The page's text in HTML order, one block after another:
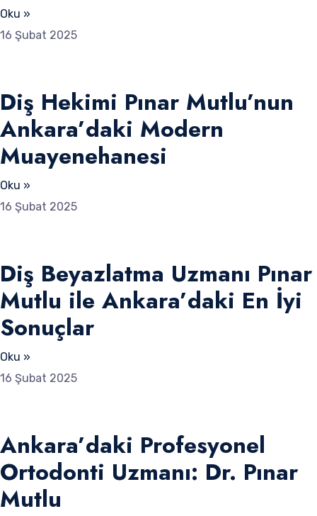
Oku »
16 Şubat 2025
Diş Hekimi Pınar Mutlu’nun
Ankara’daki Modern
Muayenehanesi
Oku »
16 Şubat 2025
Diş Beyazlatma Uzmanı Pınar
Mutlu ile Ankara’daki En İyi
Sonuçlar
Oku »
16 Şubat 2025
Ankara’daki Profesyonel
Ortodonti Uzmanı: Dr. Pınar
Mutlu